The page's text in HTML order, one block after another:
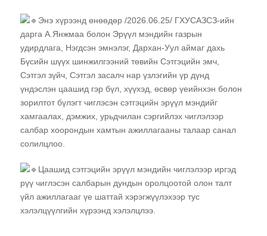
Энэ хүрээнд өнөөдөр /2026.06.25/ ГХУСАЗСЗ-ийн
дарга А.Янжмаа болон Эрүүл мэндийн газрын
удирдлага, Нэгдсэн эмнэлэг, Дархан-Уул аймаг дахь
Бүсийн шүүх шинжилгээний төвийн Сэтгэцийн эмч,
Сэтгэл зүйч, Сэтгэл засалч нар үзлэгийн үр дүнд
үндэслэн цаашид гэр бүл, хүүхэд, өсвөр үеийнхэн болон
зорилтот бүлэгт чиглэсэн сэтгэцийн эрүүл мэндийг
хамгаалах, дэмжих, урьдчилан сэргийлэх чиглэлээр
салбар хоорондын хамтын ажиллагааны талаар санал
солилцлоо.
Цаашид сэтгэцийн эрүүл мэндийн чиглэлээр иргэд
рүү чиглэсэн салбарын дундын оролцоотой олон талт
үйл ажиллагааг үе шаттай хэрэгжүүлэхээр тус
хэлэлцүүлгийн хүрээнд хэлэлцлээ.